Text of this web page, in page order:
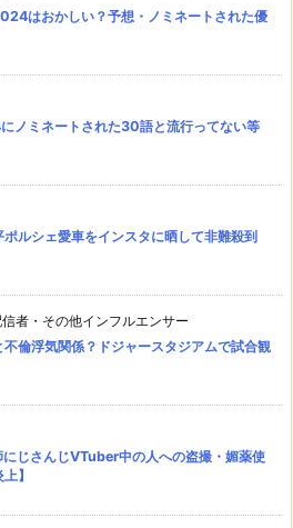
はおかしい？予想・ノミネートされた優
ノミネートされた30語と流行ってない等
ポルシェ愛車をインスタに晒して非難殺到
者・その他インフルエンサー
不倫浮気関係？ドジャースタジアムで試合観
じさんじVTuber中の人への盗撮・媚薬使
】